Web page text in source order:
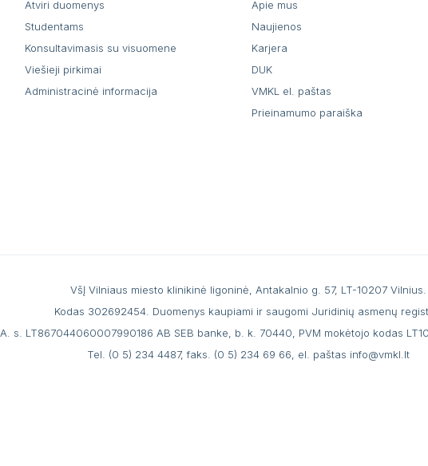
Atviri duomenys
Studentams
Konsultavimasis su visuomene
Viešieji pirkimai
Administracinė informacija
Apie mus
Naujienos
Karjera
DUK
VMKL el. paštas
Prieinamumo paraiška
VšĮ Vilniaus miesto klinikinė ligoninė, Antakalnio g. 57, LT-10207 Vilnius.
Kodas 302692454. Duomenys kaupiami ir saugomi Juridinių asmenų
A. s. LT867044060007990186 AB SEB banke, b. k. 70440, PVM mokėtojo kodas
Tel. (0 5) 234 4487, faks. (0 5) 234 69 66, el. paštas info@vmkl.lt